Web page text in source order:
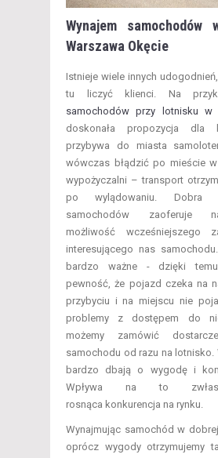
Wynajem
Warszawa Okęcie
Istnieje wiele innych
tu liczyć klienci. Na
samochodów przy lotnisku w
doskonała propozycja dla
przybywa do miasta
wówczas błądzić po mieście
wypożyczalni – transport
po wylądowaniu. Dobra
samochodów zaoferuje
możliwość wcześniejszego
interesującego nas
bardzo ważne - dzięki temu
pewność, że pojazd czeka na
przybyciu i na miejscu nie
problemy z dostępem do
możemy zamówić
samochodu od razu na lotnisko.
bardzo dbają o wygodę i
Wpływa na to
rosnąca konkurencja na rynku.
Wynajmując samochód w
oprócz wygody otrzymujemy